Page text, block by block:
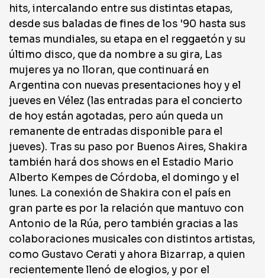
hits, intercalando entre sus distintas etapas,
desde sus baladas de fines de los '90 hasta sus
temas mundiales, su etapa en el reggaetón y su
último disco, que da nombre a su gira, Las
mujeres ya no lloran, que continuará en
Argentina con nuevas presentaciones hoy y el
jueves en Vélez (las entradas para el concierto
de hoy están agotadas, pero aún queda un
remanente de entradas disponible para el
jueves). Tras su paso por Buenos Aires, Shakira
también hará dos shows en el Estadio Mario
Alberto Kempes de Córdoba, el domingo y el
lunes. La conexión de Shakira con el país en
gran parte es por la relación que mantuvo con
Antonio de la Rúa, pero también gracias a las
colaboraciones musicales con distintos artistas,
como Gustavo Cerati y ahora Bizarrap, a quien
recientemente llenó de elogios, y por el